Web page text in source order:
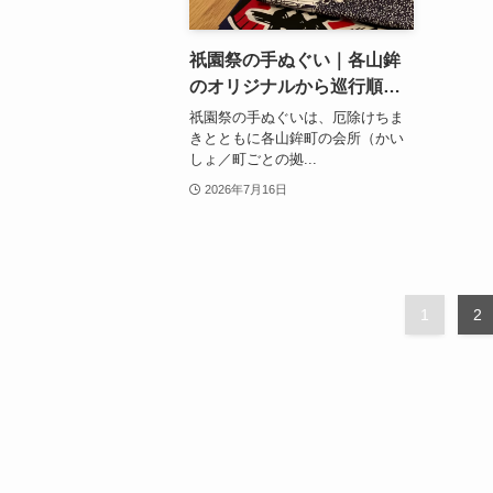
祇園祭の手ぬぐい｜各山鉾
のオリジナルから巡行順手
ぬぐいまで、買える場所も
紹介
祇園祭の手ぬぐいは、厄除けちま
きとともに各山鉾町の会所（かい
しょ／町ごとの拠...
2026年7月16日
1 2